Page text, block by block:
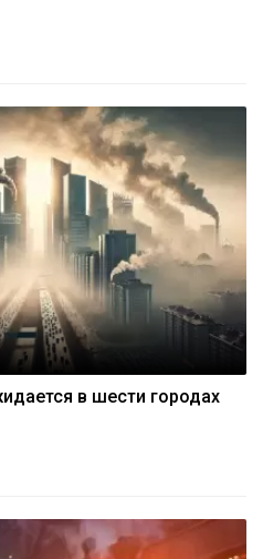
в шести городах